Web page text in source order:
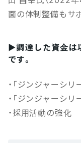
面の体制整備もサ
▶調達した資金は
です。
・「ジンジャーシリ
・「ジンジャーシ
・採用活動の強化